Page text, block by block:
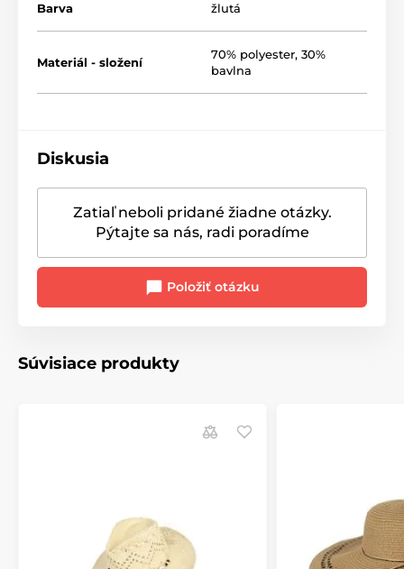
Barva žlutá
Materiál - složení
70% polyester, 30%
bavlna
Diskusia
Zatiaľ neboli pridané žiadne otázky.
Pýtajte sa nás, radi poradíme
Položiť otázku
Súvisiace produkty